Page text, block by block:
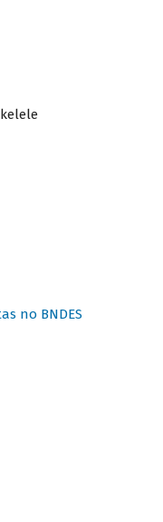
no BNDES